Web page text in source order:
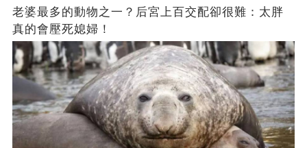
老婆最多的動物之一？后宮上百交配卻很難：太胖
真的會壓死媳婦！